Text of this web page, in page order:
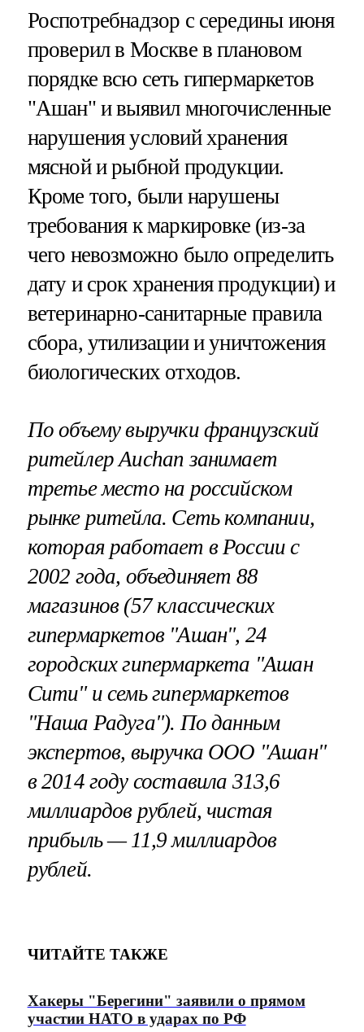
Роспотребнадзор с середины июня
проверил в Москве в плановом
порядке всю сеть гипермаркетов
"Ашан" и выявил многочисленные
нарушения условий хранения
мясной и рыбной продукции.
Кроме того, были нарушены
требования к маркировке (из-за
чего невозможно было определить
дату и срок хранения продукции) и
ветеринарно-санитарные правила
сбора, утилизации и уничтожения
биологических отходов.
По объему выручки французский
ритейлер Auchan занимает
третье место на российском
рынке ритейла. Сеть компании,
которая работает в России с
2002 года, объединяет 88
магазинов (57 классических
гипермаркетов "Ашан", 24
городских гипермаркета "Ашан
Сити" и семь гипермаркетов
"Наша Радуга"). По данным
экспертов, выручка ООО "Ашан"
в 2014 году составила 313,6
миллиардов рублей, чистая
прибыль — 11,9 миллиардов
рублей.
ЧИТАЙТЕ ТАКЖЕ
Хакеры "Берегини" заявили о прямом
участии НАТО в ударах по РФ